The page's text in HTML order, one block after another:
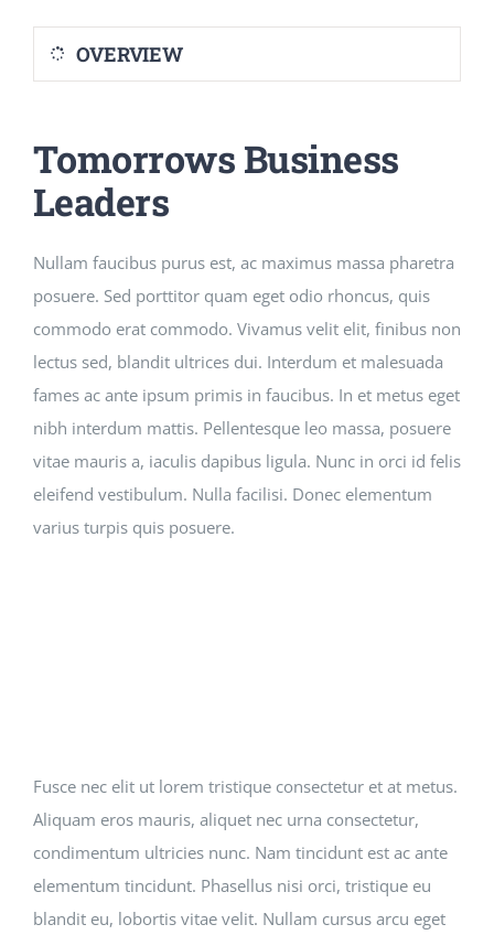
OVERVIEW
Tomorrows Business
Leaders
Nullam faucibus purus est, ac maximus massa pharetra
posuere. Sed porttitor quam eget odio rhoncus, quis
commodo erat commodo. Vivamus velit elit, finibus non
lectus sed, blandit ultrices dui. Interdum et malesuada
fames ac ante ipsum primis in faucibus. In et metus eget
nibh interdum mattis. Pellentesque leo massa, posuere
vitae mauris a, iaculis dapibus ligula. Nunc in orci id felis
eleifend vestibulum. Nulla facilisi. Donec elementum
varius turpis quis posuere.
Fusce nec elit ut lorem tristique consectetur et at metus.
Aliquam eros mauris, aliquet nec urna consectetur,
condimentum ultricies nunc. Nam tincidunt est ac ante
elementum tincidunt. Phasellus nisi orci, tristique eu
blandit eu, lobortis vitae velit. Nullam cursus arcu eget